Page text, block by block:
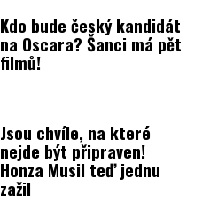
Kdo bude český kandidát
na Oscara? Šanci má pět
filmů!
Jsou chvíle, na které
nejde být připraven!
Honza Musil teď jednu
zažil